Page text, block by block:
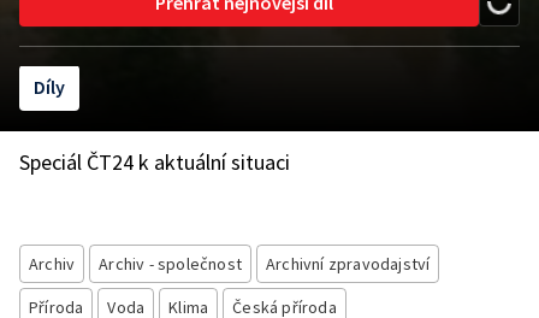
Díly
Speciál ČT24 k aktuální situaci
Archiv Archiv - společnost
Archivní zpravodajství
Příroda
Voda Klima Česká příroda